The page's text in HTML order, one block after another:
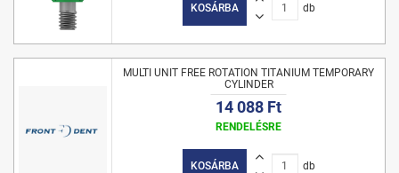
KOSÁRBA db
MULTI UNIT FREE ROTATION TITANIUM TEMPORARY
CYLINDER
14 088 Ft
RENDELÉSRE
KOSÁRBA db